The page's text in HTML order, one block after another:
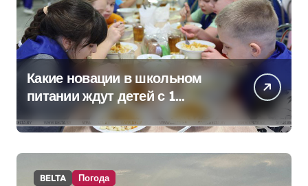
Какие новации в школьном
питании ждут детей с 1
сентября, рассказали в
правительстве
BELTA Погода